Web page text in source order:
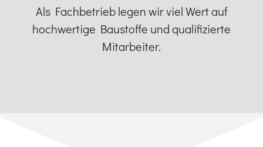
Als Fachbetrieb legen wir viel Wert auf
hochwertige Baustoffe und qualifizierte
Mitarbeiter.